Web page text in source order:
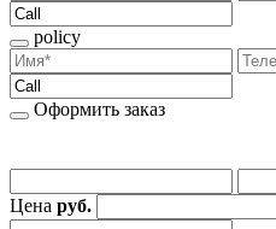
policy
Оформить заказ
Цена руб.